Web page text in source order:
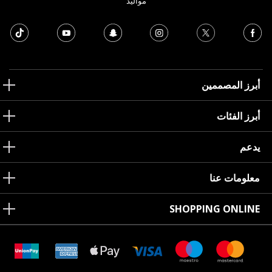
أبرز المصممين
أبرز الفئات
يدعم
معلومات عنا
SHOPPING ONLINE